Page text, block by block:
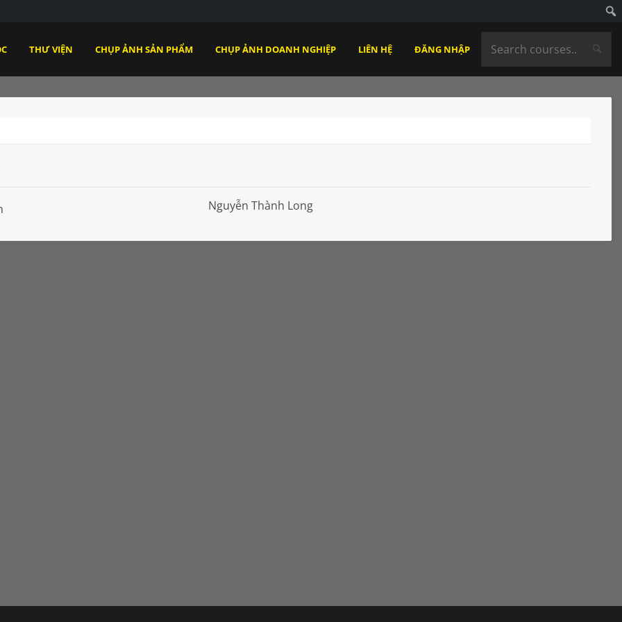
THƯ VIỆN CHỤP ẢNH SẢN PHẨM CHỤP ẢNH DOANH NGHIỆP LIÊN HỆ ĐĂNG NHẬP
Nguyễn Thành Long